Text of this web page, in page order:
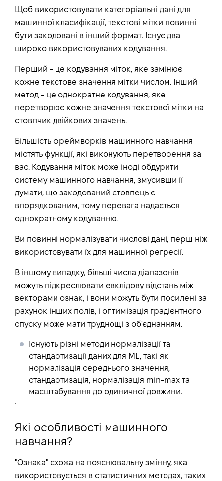
Щоб використовувати категоріальні дані для
машинної класифікації, текстові мітки повинні
бути закодовані в інший формат. Існує два
широко використовуваних кодування.
Перший - це кодування міток, яке замінює
кожне текстове значення мітки числом. Інший
метод - це однократне кодування, яке
перетворює кожне значення текстової мітки на
стовпчик двійкових значень.
Більшість фреймворків машинного навчання
містять функції, які виконують перетворення за
вас. Кодування міток може іноді обдурити
систему машинного навчання, змусивши її
думати, що закодований стовпець є
впорядкованим, тому перевага надається
однократному кодуванню.
Ви повинні нормалізувати числові дані, перш ніж
використовувати їх для машинної регресії.
В іншому випадку, більші числа діапазонів
можуть підкреслювати евклідову відстань між
векторами ознак, і вони можуть бути посилені за
рахунок інших полів, і оптимізація градієнтного
спуску може мати труднощі з об'єднанням.
Існують різні методи нормалізації та
стандартизації даних для ML, такі як
нормалізація середнього значення,
стандартизація, нормалізація min-max та
масштабування до одиничної довжини.
.
Які особливості машинного
навчання?
"Ознака" схожа на пояснювальну змінну, яка
використовується в статистичних методах, таких